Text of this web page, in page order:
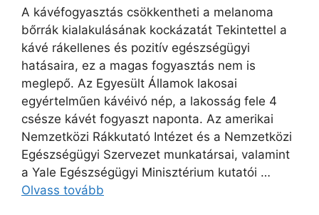
A kávéfogyasztás csökkentheti a melanoma
bőrrák kialakulásának kockázatát Tekintettel a
kávé rákellenes és pozitív egészségügyi
hatásaira, ez a magas fogyasztás nem is
meglepő. Az Egyesült Államok lakosai
egyértelműen kávéivó nép, a lakosság fele 4
csésze kávét fogyaszt naponta. Az amerikai
Nemzetközi Rákkutató Intézet és a Nemzetközi
Egészségügyi Szervezet munkatársai, valamint
a Yale Egészségügyi Minisztérium kutatói …
Olvass tovább